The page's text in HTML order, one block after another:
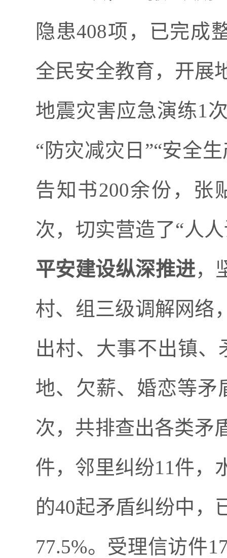
隐患408项，已完成
全民安全教育， 开展
地震灾害应急演练1
“防灾减灾日 ”“安全
告知书200余份，张
次， 切实营造了“人
平安建设纵深推进，
村、组三级调解网络
出村、大事不出镇、
地、欠薪、婚恋等矛
次，共排查出各类矛
件，邻里纠纷11件，
的40起矛盾纠纷中，
77.5%。受理信访件